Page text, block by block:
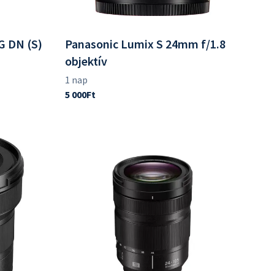
DN (S)
Panasonic Lumix S 24mm f/1.8
objektív